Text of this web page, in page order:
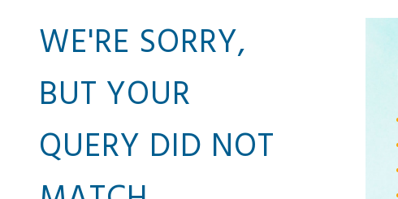
WE'RE SORRY,
BUT YOUR
QUERY DID NOT